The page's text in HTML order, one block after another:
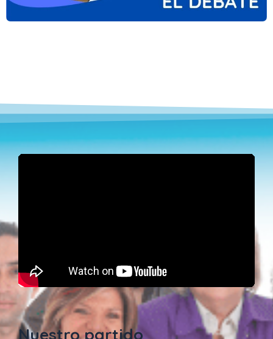
Nuestro partido